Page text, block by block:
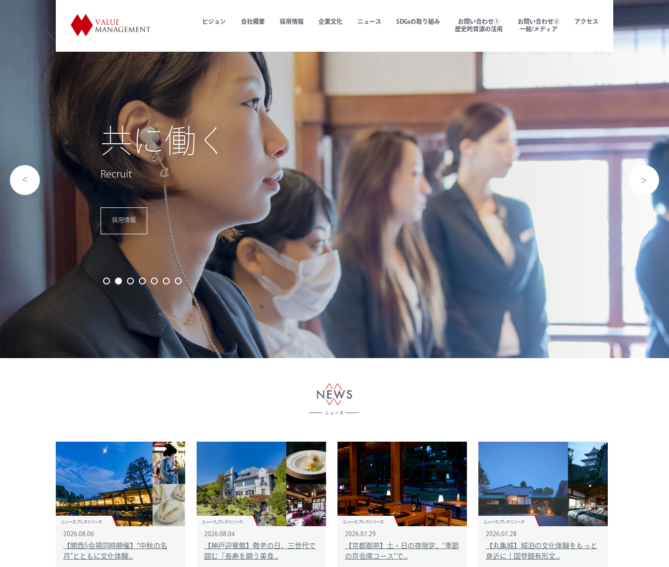
ビジョン 会社概要 採用情報 企業文化 ニュース SDGsの取り組み
お問い合わせ①
歴史的資源の活用
お問い合わせ②
一般/メディア
アクセス
歴史的建造物の
利活用
Utilization of Historical Facilities
事業概要を見る
2026.08.06
【関西5会場同時開催】“中秋の名
月”とともに文化体験...
2026.08.04
【神戸迎賓館】敬老の日、三世代で
囲む「長寿を願う美食...
2026.07.29
【京都御苑】土・日の夜限定、‟季節
の京会席コース”で...
2026.07.28
【丸亀城】城泊の文化体験をもっと
身近に！国登録有形文...